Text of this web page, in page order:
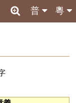
粵
普